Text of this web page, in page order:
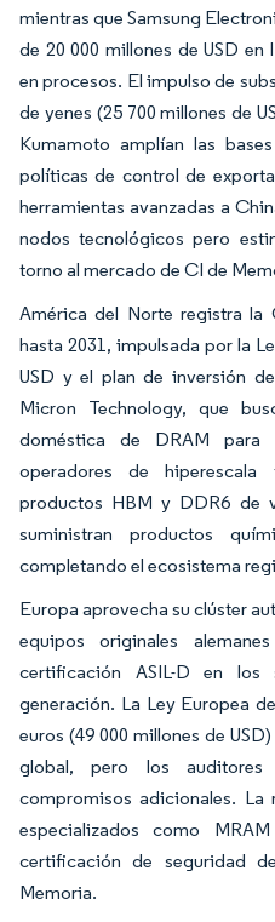
mientras que Samsung
de 20 000 millones de USD
en procesos. El impulso de
de yenes (25 700 millones de
Kumamoto amplían las
políticas de control de
herramientas avanzadas a
nodos tecnológicos pero
torno al mercado de CI de
América del Norte registra la
hasta 2031, impulsada por la
USD y el plan de inversión
Micron Technology, que
doméstica de DRAM
operadores de
productos HBM y DDR6 de
suministran productos
completando el ecosistema
Europa aprovecha su clúster
equipos originales
certificación ASIL-D en los
generación. La Ley Europea
euros (49 000 millones de
global, pero los
compromisos adicionales.
especializados como
certificación de seguridad
Memoria.